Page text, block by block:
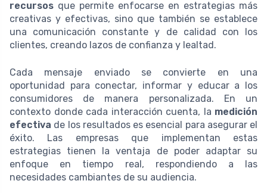
recursos que permite enfocarse en estrategias más
creativas y efectivas, sino que también se establece
una comunicación constante y de calidad con los
clientes, creando lazos de confianza y lealtad.
Cada mensaje enviado se convierte en una
oportunidad para conectar, informar y educar a los
consumidores de manera personalizada. En un
contexto donde cada interacción cuenta, la medición
efectiva de los resultados es esencial para asegurar el
éxito. Las empresas que implementan estas
estrategias tienen la ventaja de poder adaptar su
enfoque en tiempo real, respondiendo a las
necesidades cambiantes de su audiencia.